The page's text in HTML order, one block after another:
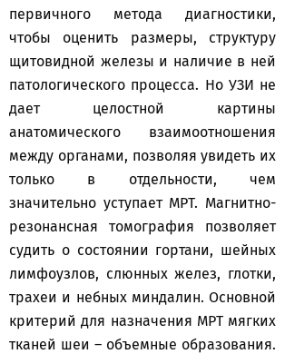
первичного метода диагностики,
чтобы оценить размеры, структуру
щитовидной железы и наличие в ней
патологического процесса. Но УЗИ не
дает целостной картины
анатомического взаимоотношения
между органами, позволяя увидеть их
только в отдельности, чем
значительно уступает МРТ. Магнитно-
резонансная томография позволяет
судить о состоянии гортани, шейных
лимфоузлов, слюнных желез, глотки,
трахеи и небных миндалин. Основной
критерий для назначения МРТ мягких
тканей шеи – объемные образования.